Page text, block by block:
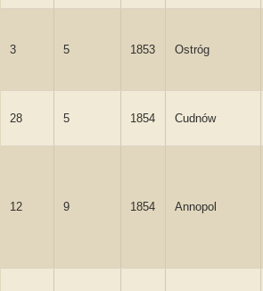
3 5 1853 Ostróg
28 5 1854 Cudnów
12 9 1854 Annopol